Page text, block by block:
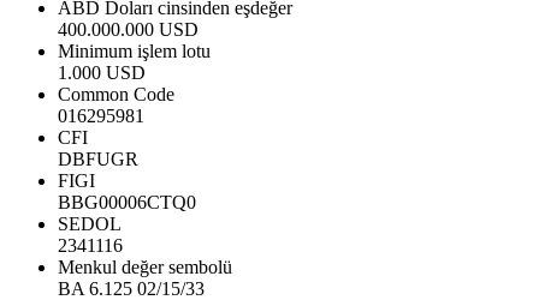
ABD Doları cinsinden eşdeğer
400.000.000 USD
Minimum işlem lotu
1.000 USD
Common Code
016295981
CFI
DBFUGR
FIGI
BBG00006CTQ0
SEDOL
2341116
Menkul değer sembolü
BA 6.125 02/15/33